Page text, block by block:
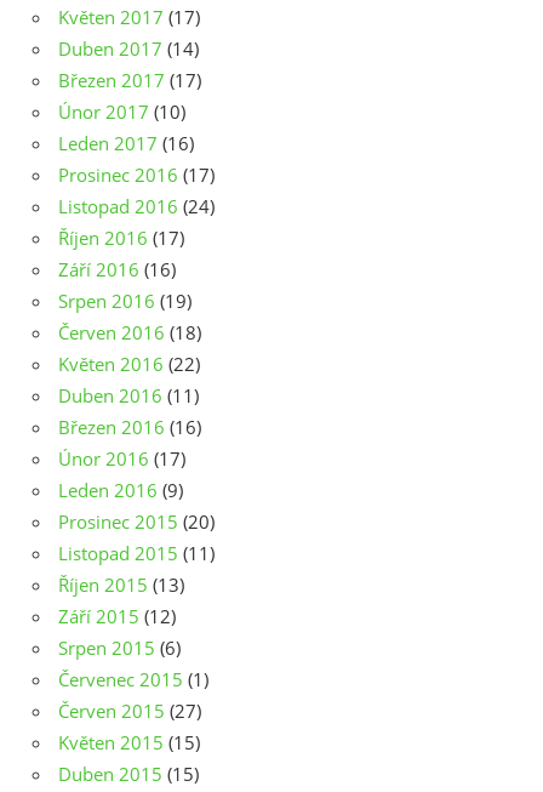
Květen 2017 (17)
Duben 2017 (14)
Březen 2017 (17)
Únor 2017 (10)
Leden 2017 (16)
Prosinec 2016 (17)
Listopad 2016 (24)
Říjen 2016 (17)
Září 2016 (16)
Srpen 2016 (19)
Červen 2016 (18)
Květen 2016 (22)
Duben 2016 (11)
Březen 2016 (16)
Únor 2016 (17)
Leden 2016 (9)
Prosinec 2015 (20)
Listopad 2015 (11)
Říjen 2015 (13)
Září 2015 (12)
Srpen 2015 (6)
Červenec 2015 (1)
Červen 2015 (27)
Květen 2015 (15)
Duben 2015 (15)